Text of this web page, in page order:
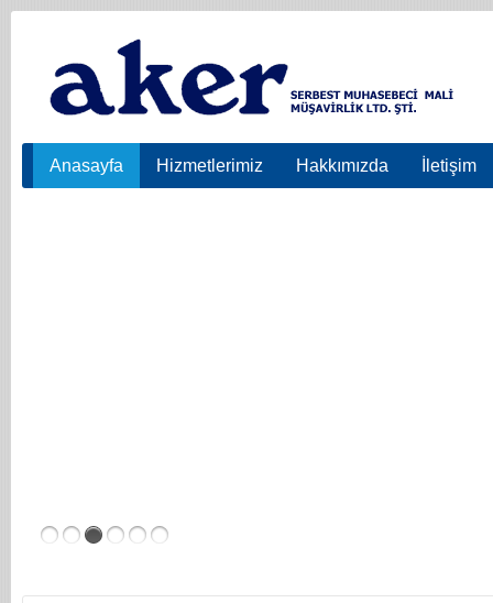
Anasayfa Hizmetlerimiz Hakkımızda İletişim